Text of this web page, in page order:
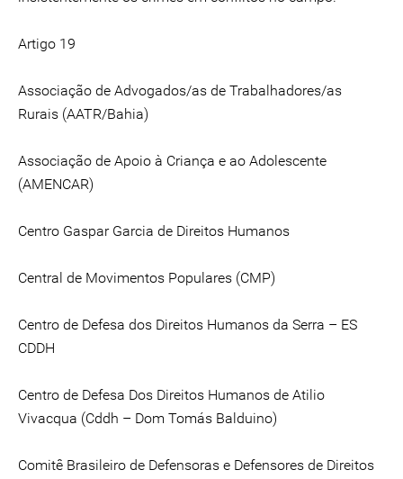
Artigo 19
Associação de Advogados/as de Trabalhadores/as
Rurais (AATR/Bahia)
Associação de Apoio à Criança e ao Adolescente
(AMENCAR)
Centro Gaspar Garcia de Direitos Humanos
Central de Movimentos Populares (CMP)
Centro de Defesa dos Direitos Humanos da Serra – ES
CDDH
Centro de Defesa Dos Direitos Humanos de Atilio
Vivacqua (Cddh – Dom Tomás Balduino)
Comitê Brasileiro de Defensoras e Defensores de Direitos